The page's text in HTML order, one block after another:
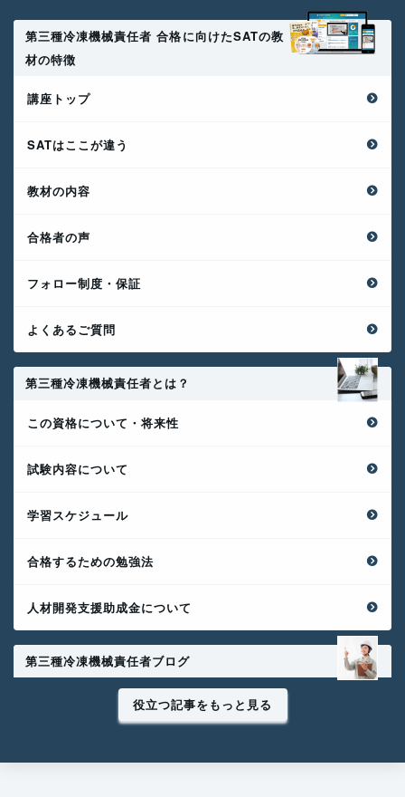
第三種冷凍機械責任者 合格に向けたSATの教
材の特徴
講座トップ
SATはここが違う
教材の内容
合格者の声
フォロー制度・保証
よくあるご質問
第三種冷凍機械責任者とは？
この資格について・将来性
試験内容について
学習スケジュール
合格するための勉強法
人材開発支援助成金について
第三種冷凍機械責任者ブログ
役立つ記事をもっと見る